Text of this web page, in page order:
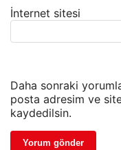
İnternet sitesi
Daha sonraki
posta adresim ve
kaydedilsin.